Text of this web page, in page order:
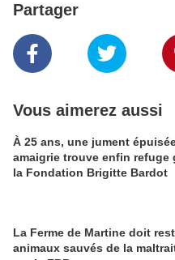
Partager
Vous aimerez aussi
À 25 ans, une jument
amaigrie trouve enfin refuge
la Fondation Brigitte Bardot
La Ferme de Martine doit
animaux sauvés de la